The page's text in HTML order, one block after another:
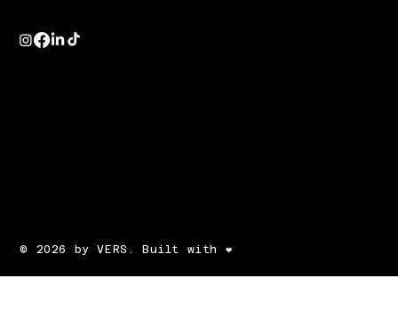
© 2026 by VERS. Built with ❤️